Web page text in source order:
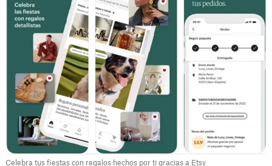
Celebra tus fiestas con regalos hechos por ti gracias a Etsy